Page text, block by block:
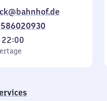
22:00